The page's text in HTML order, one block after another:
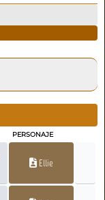
PERSONAJE
Ellie